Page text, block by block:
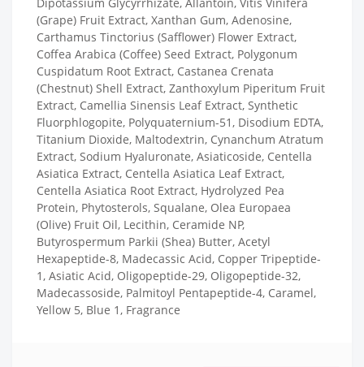
(Grape) Fruit Extract, Xanthan Gum, Adenosine,
Carthamus Tinctorius (Safflower) Flower Extract,
Coffea Arabica (Coffee) Seed Extract, Polygonum
Cuspidatum Root Extract, Castanea Crenata
(Chestnut) Shell Extract, Zanthoxylum Piperitum Fruit
Extract, Camellia Sinensis Leaf Extract, Synthetic
Fluorphlogopite, Polyquaternium-51, Disodium EDTA,
Titanium Dioxide, Maltodextrin, Cynanchum Atratum
Extract, Sodium Hyaluronate, Asiaticoside, Centella
Asiatica Extract, Centella Asiatica Leaf Extract,
Centella Asiatica Root Extract, Hydrolyzed Pea
Protein, Phytosterols, Squalane, Olea Europaea
(Olive) Fruit Oil, Lecithin, Ceramide NP,
Butyrospermum Parkii (Shea) Butter, Acetyl
Hexapeptide-8, Madecassic Acid, Copper Tripeptide-
1, Asiatic Acid, Oligopeptide-29, Oligopeptide-32,
Madecassoside, Palmitoyl Pentapeptide-4, Caramel,
Yellow 5, Blue 1, Fragrance